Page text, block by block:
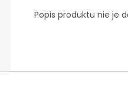
Popis produktu nie je